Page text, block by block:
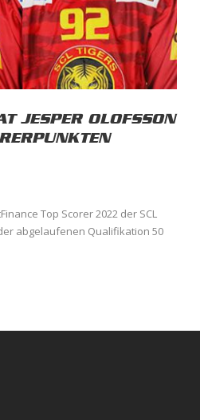
JESPER OLOFSSON
Top Scorer 2022 der SCL
abgelaufenen Qualifikation 50